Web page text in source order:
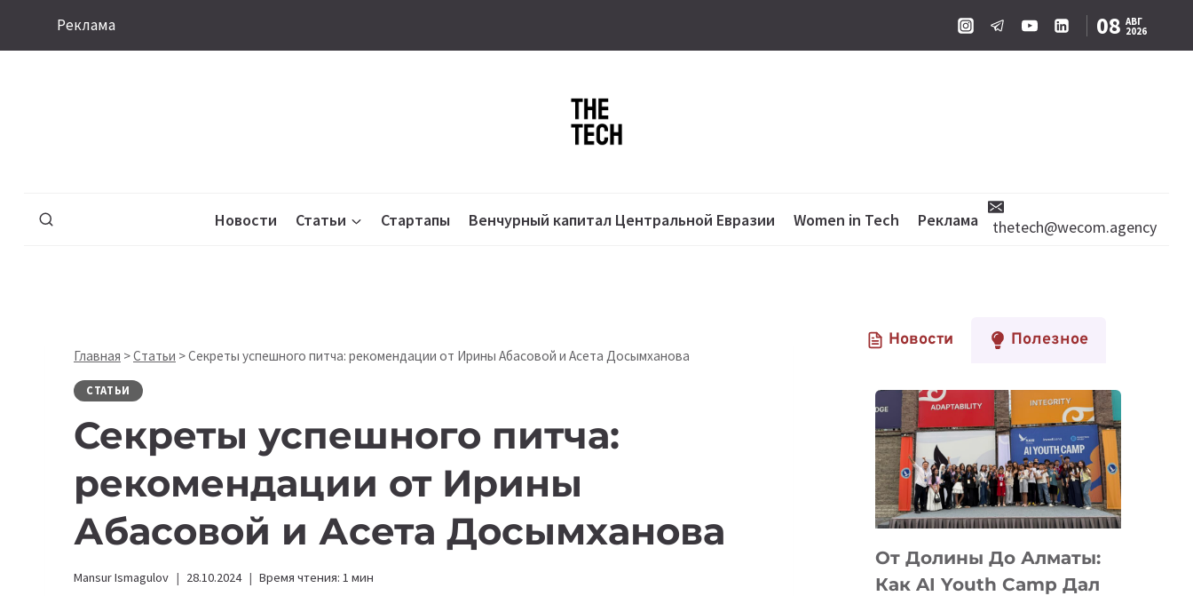
Реклама 08 АВГ
2026
Новости Статьи Стартапы Венчурный капитал Центральной Евразии Women in Tech Реклама thetech@wecom.agency
Главная >Статьи >Секреты успешного питча: рекомендации от Ирины Абасовой и Асета Досымханова
СТАТЬИ
Секреты успешного питча:
рекомендации от Ирины
Абасовой и Асета Досымханова
Mansur Ismagulov 28.10.2024 Время чтения: 1 мин
Новости Полезное
От Долины До Алматы:
Как AI Youth Camp Дал